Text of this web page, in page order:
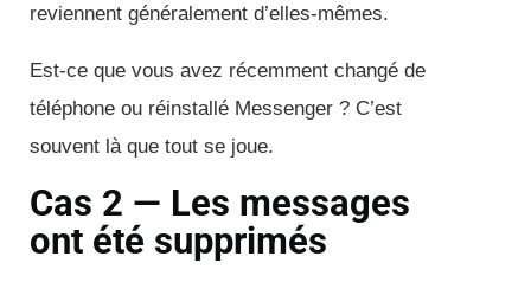
reviennent généralement d’elles-mêmes.
Est-ce que vous avez récemment changé de
téléphone ou réinstallé Messenger ? C’est
souvent là que tout se joue.
Cas 2 — Les messages
ont été supprimés